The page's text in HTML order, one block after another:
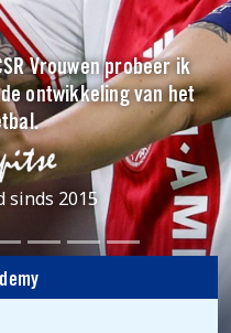
Vrouwen probeer ik
ontwikkeling van het
sinds 2015